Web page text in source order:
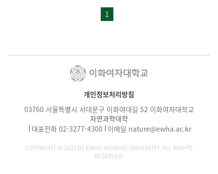
1
개인정보처리방침
03760 서울특별시 서대문구 이화여대길 52 이화여자대학교
자연과학대학
대표전화 02-3277-4300 이메일 nature@ewha.ac.kr
COPYRIGHT © 2022 BY EWHA WOMANS UNIVERSITY. ALL RIGHTS
RESERVED.